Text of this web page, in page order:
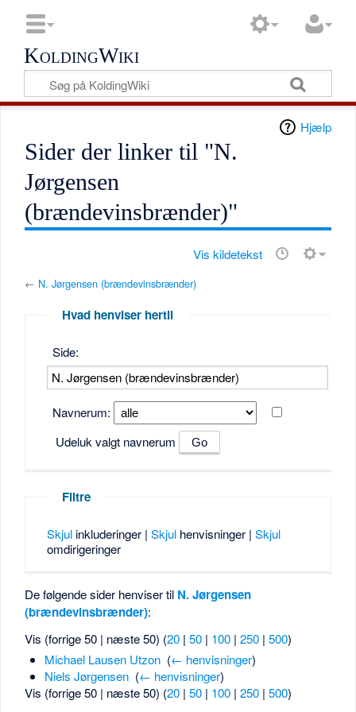
KoldingWiki
Hjælp
Sider der linker til "N.
Jørgensen
(brændevinsbrænder)"
Vis kildetekst
← N. Jørgensen (brændevinsbrænder)
Hvad henviser hertil
Side:
Navnerum:
Udeluk valgt navnerum
Filtre
Skjulinkluderinger | Skjulhenvisninger | Skjul
omdirigeringer
De følgende sider henviser til N. Jørgensen
(brændevinsbrænder):
Vis (forrige 50 | næste 50) (20 |50 | 100 |250 |500)
Michael Lausen Utzon‎ (← henvisninger)
Niels Jørgensen‎ (← henvisninger)
Vis (forrige 50 | næste 50) (20 |50 | 100 |250 |500)